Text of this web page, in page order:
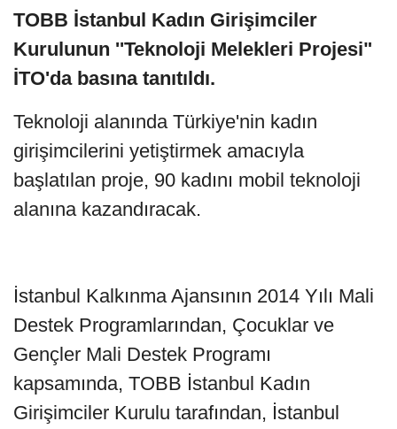
TOBB İstanbul Kadın Girişimciler
Kurulunun ''Teknoloji Melekleri Projesi"
İTO'da basına tanıtıldı.
Teknoloji alanında Türkiye'nin kadın
girişimcilerini yetiştirmek amacıyla
başlatılan proje, 90 kadını mobil teknoloji
alanına kazandıracak.
İstanbul Kalkınma Ajansının 2014 Yılı Mali
Destek Programlarından, Çocuklar ve
Gençler Mali Destek Programı
kapsamında, TOBB İstanbul Kadın
Girişimciler Kurulu tarafından, İstanbul